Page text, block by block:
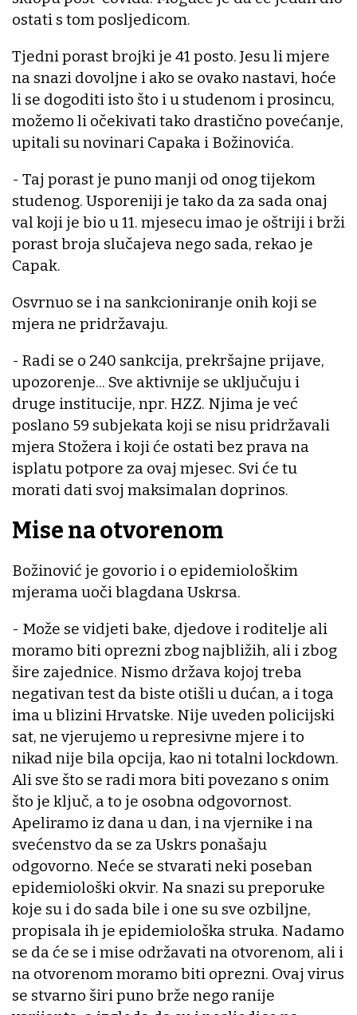
ostati s tom posljedicom.
Tjedni porast brojki je 41 posto. Jesu li mjere
na snazi dovoljne i ako se ovako nastavi, hoće
li se dogoditi isto što i u studenom i prosincu,
možemo li očekivati tako drastično povećanje,
upitali su novinari Capaka i Božinovića.
- Taj porast je puno manji od onog tijekom
studenog. Usporeniji je tako da za sada onaj
val koji je bio u 11. mjesecu imao je oštriji i brži
porast broja slučajeva nego sada, rekao je
Capak.
Osvrnuo se i na sankcioniranje onih koji se
mjera ne pridržavaju.
- Radi se o 240 sankcija, prekršajne prijave,
upozorenje... Sve aktivnije se uključuju i
druge institucije, npr. HZZ. Njima je već
poslano 59 subjekata koji se nisu pridržavali
mjera Stožera i koji će ostati bez prava na
isplatu potpore za ovaj mjesec. Svi će tu
morati dati svoj maksimalan doprinos.
Mise na otvorenom
Božinović je govorio i o epidemiološkim
mjerama uoči blagdana Uskrsa.
- Može se vidjeti bake, djedove i roditelje ali
moramo biti oprezni zbog najbližih, ali i zbog
šire zajednice. Nismo država kojoj treba
negativan test da biste otišli u dućan, a i toga
ima u blizini Hrvatske. Nije uveden policijski
sat, ne vjerujemo u represivne mjere i to
nikad nije bila opcija, kao ni totalni lockdown.
Ali sve što se radi mora biti povezano s onim
što je ključ, a to je osobna odgovornost.
Apeliramo iz dana u dan, i na vjernike i na
svećenstvo da se za Uskrs ponašaju
odgovorno. Neće se stvarati neki poseban
epidemiološki okvir. Na snazi su preporuke
koje su i do sada bile i one su sve ozbiljne,
propisala ih je epidemiološka struka. Nadamo
se da će se i mise održavati na otvorenom, ali i
na otvorenom moramo biti oprezni. Ovaj virus
se stvarno širi puno brže nego ranije